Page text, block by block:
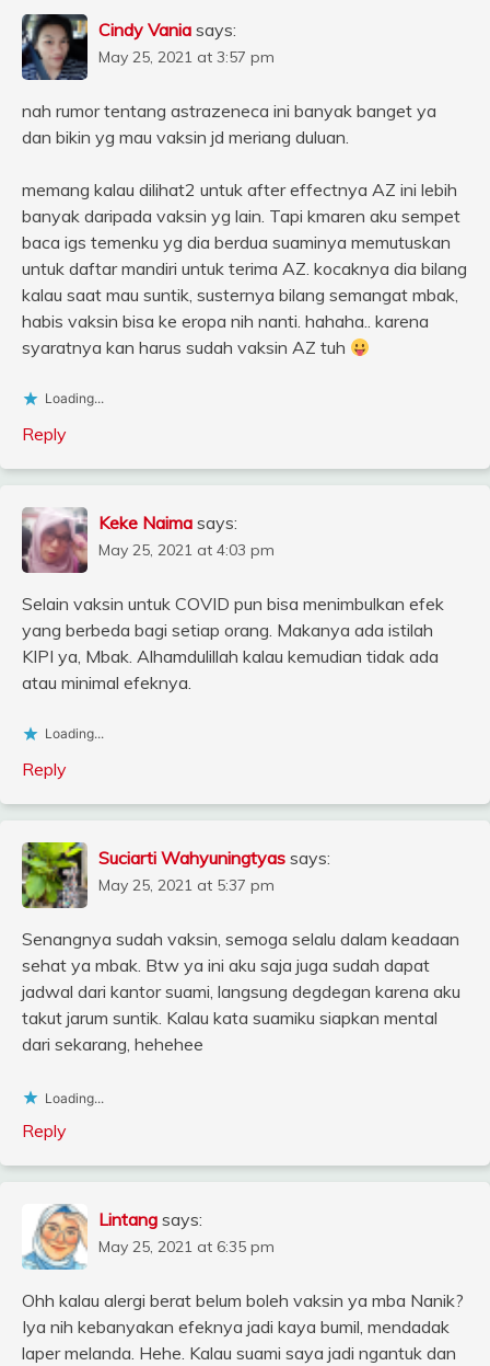
Cindy Vania says:
May 25, 2021 at 3:57 pm
nah rumor tentang astrazeneca ini banyak banget ya
dan bikin yg mau vaksin jd meriang duluan.
memang kalau dilihat2 untuk after effectnya AZ ini lebih
banyak daripada vaksin yg lain. Tapi kmaren aku sempet
baca igs temenku yg dia berdua suaminya memutuskan
untuk daftar mandiri untuk terima AZ. kocaknya dia bilang
kalau saat mau suntik, susternya bilang semangat mbak,
habis vaksin bisa ke eropa nih nanti. hahaha.. karena
syaratnya kan harus sudah vaksin AZ tuh
Loading...
Reply
Keke Naima says:
May 25, 2021 at 4:03 pm
Selain vaksin untuk COVID pun bisa menimbulkan efek
yang berbeda bagi setiap orang. Makanya ada istilah
KIPI ya, Mbak. Alhamdulillah kalau kemudian tidak ada
atau minimal efeknya.
Loading...
Reply
Suciarti Wahyuningtyas says:
May 25, 2021 at 5:37 pm
Senangnya sudah vaksin, semoga selalu dalam keadaan
sehat ya mbak. Btw ya ini aku saja juga sudah dapat
jadwal dari kantor suami, langsung degdegan karena aku
takut jarum suntik. Kalau kata suamiku siapkan mental
dari sekarang, hehehee
Loading...
Reply
Lintang says:
May 25, 2021 at 6:35 pm
Ohh kalau alergi berat belum boleh vaksin ya mba Nanik?
Iya nih kebanyakan efeknya jadi kaya bumil, mendadak
laper melanda. Hehe. Kalau suami saya jadi ngantuk dan